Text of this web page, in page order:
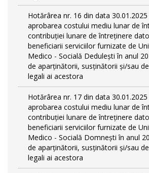
Hotărârea nr. 16 din data
aprobarea costului mediu lunar de
contribuției lunare de întreținere
beneficiarii serviciilor furnizate de
Medico - Socială Dedulești în anul
de aparținătorii, susținătorii și/sau
legali ai acestora
Hotărârea nr. 17 din data
aprobarea costului mediu lunar de
contribuției lunare de întreținere
beneficiarii serviciilor furnizate de
Medico - Socială Domnești în anul
de aparținătorii, susținătorii și/sau
legali ai acestora